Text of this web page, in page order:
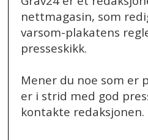
nettmagasin, som
varsom-plakatens
presseskikk.
Mener du noe som er
er i strid med god
kontakte redaksjonen.